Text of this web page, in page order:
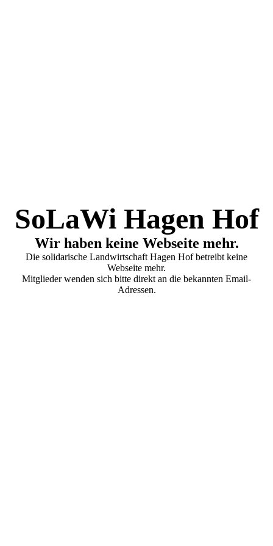
SoLaWi Hagen Hof
Wir haben keine Webseite mehr.
Die solidarische Landwirtschaft Hagen Hof betreibt keine
Webseite mehr.
Mitglieder wenden sich bitte direkt an die bekannten Email-
Adressen.